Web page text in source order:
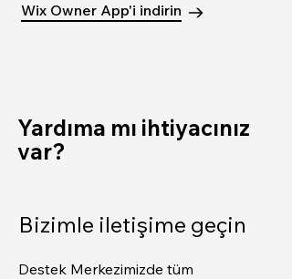
Wix Owner App'i indirin
Yardıma mı ihtiyacınız
var?
Bizimle iletişime geçin
Destek Merkezimizde tüm